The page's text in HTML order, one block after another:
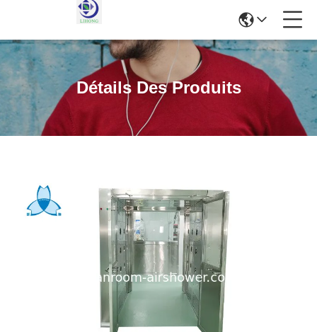
Détails Des Produits